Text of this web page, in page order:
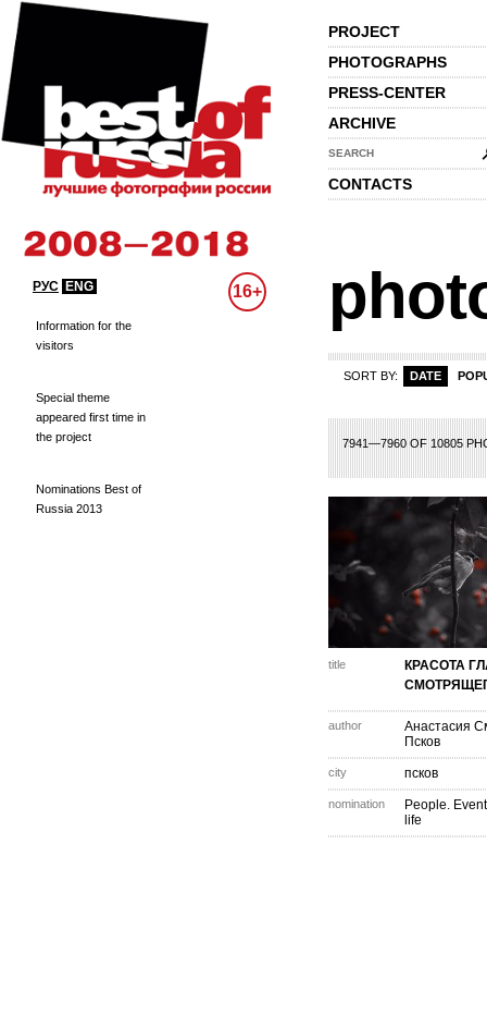
PROJECT
PHOTOGRAPHS
PRESS-CENTER
ARCHIVE
SEARCH
CONTACTS
РУС ENG 16+
Information for the
visitors
Special theme
appeared first time in
the project
Nominations Best of
Russia 2013
SORT BY: DATE
7941—7960 OF 10805
378 379 380 388 389 390 391
title
КРАСОТА
author
Анастасия
Псков
city псков
nomination
People.
life